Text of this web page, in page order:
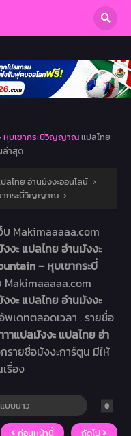
หุบเขากระบี่วิญญาณแปลไทย
ล่าสุด
ลไทย อ่านมังงะออนไลน์ ›
ากระบี่วิญญาณ ›
บ Makimaaaaa.com
งะ แปลไทย อ่านมังงะ
– หุบเขากระบี่
งะ แปลไทย อ่านมังงะ
เดทตลอดเวลา . รายชื่อ
าแปลมังงะ แปลไทย อ่า
รายชื่อมังงะการ์ตูน มีให้
รื่อง
ก่อนหน้านี้ ถัดไป